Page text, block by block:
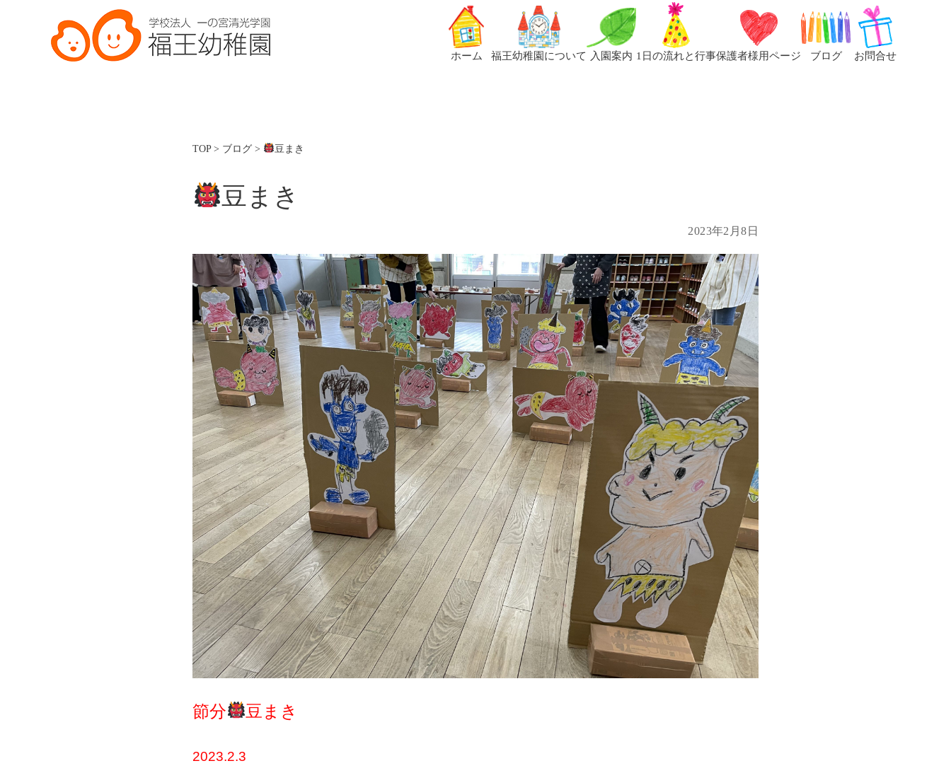
ホーム 福王幼稚園について 入園案内 1日の流れと行事保護者様用ページ ブログ お問合せ
TOP> ブログ > 豆まき
豆まき
2023年2月8日
節分 豆まき
2023.2.3